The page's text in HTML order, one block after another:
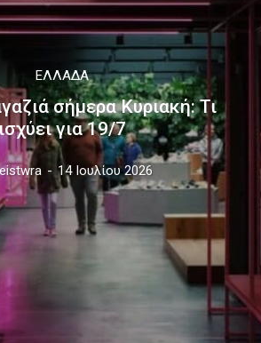
ΕΛΛΆΔΑ
σήμερα Κυριακή: Τι
για 19/7
- 14 Ιουλίου 2026